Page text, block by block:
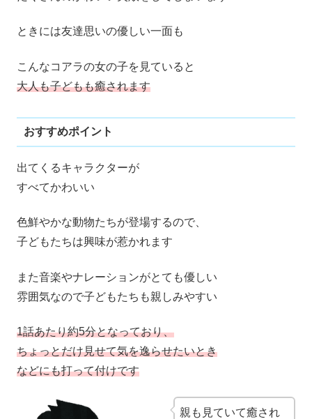
ときには友達思いの優しい一面も
こんなコアラの女の子を見ていると
大人も子どもも癒されます
おすすめポイント
出てくるキャラクターが
すべてかわいい
色鮮やかな動物たちが登場するので、
子どもたちは興味が惹かれます
また音楽やナレーションがとても優しい
雰囲気なので子どもたちも親しみやすい
1話あたり約5分となっており、
ちょっとだけ見せて気を逸らせたいとき
などにも打って付けです
親も見ていて癒され